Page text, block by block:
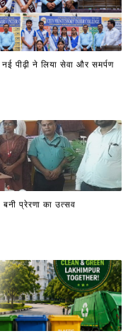
पीढ़ी ने लिया सेवा और समर्पण
बनी प्रेरणा का उत्सव